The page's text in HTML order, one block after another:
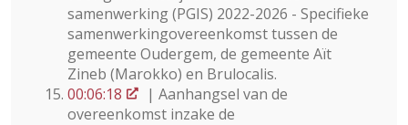
samenwerking (PGIS) 2022-2026 - Specifieke
samenwerkingovereenkomst tussen de
gemeente Oudergem, de gemeente Aït
Zineb (Marokko) en Brulocalis.
00:06:18
| Aanhangsel van de
overeenkomst inzake de